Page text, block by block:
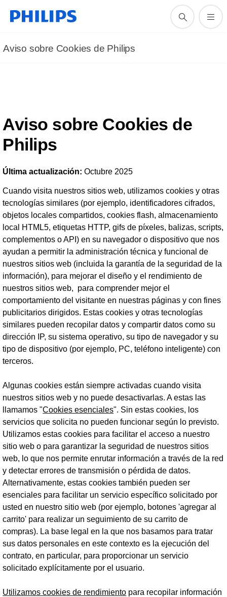
Aviso sobre Cookies de Philips
Aviso sobre Cookies de
Philips
Última actualización: Octubre 2025
Cuando visita nuestros sitios web, utilizamos cookies y otras
tecnologías similares (por ejemplo, identificadores cifrados,
objetos locales compartidos, cookies flash, almacenamiento
local HTML5, etiquetas HTTP, gifs de píxeles, balizas, scripts,
complementos o API) en su navegador o dispositivo que nos
ayudan a permitir la administración técnica y funcional de
nuestros sitios web (incluida la garantía de la seguridad de la
información), para mejorar el diseño y el rendimiento de
nuestros sitios web, para comprender mejor el
comportamiento del visitante en nuestras páginas y con fines
publicitarios dirigidos. Estas cookies y otras tecnologías
similares pueden recopilar datos y compartir datos como su
dirección IP, su sistema operativo, su tipo de navegador y su
tipo de dispositivo (por ejemplo, PC, teléfono inteligente) con
terceros.
Algunas cookies están siempre activadas cuando visita
nuestros sitios web y no puede desactivarlas. A estas las
llamamos "Cookies esenciales". Sin estas cookies, los
servicios que solicita no pueden funcionar según lo previsto.
Utilizamos estas cookies para facilitar el acceso a nuestro
sitio web o para garantizar la seguridad de nuestros sitios
web, lo que nos permite enrutar información a través de la red
y detectar errores de transmisión o pérdida de datos.
Alternativamente, estas cookies también pueden ser
esenciales para facilitar un servicio específico solicitado por
usted en nuestro sitio web (por ejemplo, botones 'agregar al
carrito' para realizar un seguimiento de su carrito de
compras). La base legal en la que nos basamos para tratar
sus datos personales en este contexto es la ejecución del
contrato, en particular, para proporcionar un servicio
solicitado explícitamente por el usuario.
Utilizamos cookies de rendimiento para recopilar información